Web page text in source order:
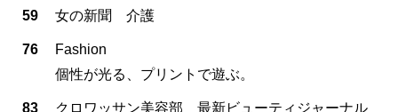
59 女の新聞 介護
76
Fashion
個性が光る、プリントで遊ぶ。
83
クロワッサン美容部 最新ビューティジャーナル